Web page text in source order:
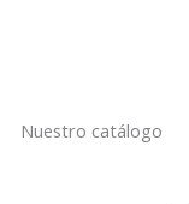
Nuestro catálogo